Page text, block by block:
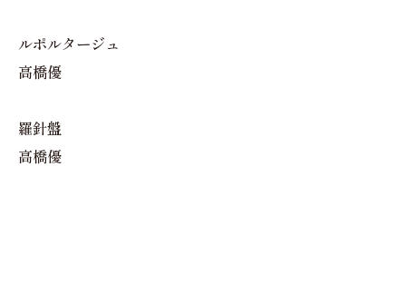
ルポルタージュ
高橋優
羅針盤
高橋優